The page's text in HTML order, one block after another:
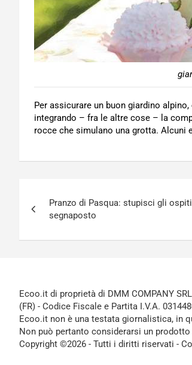
Per assicurare un buon giardino
integrando – fra le altre cose – la
rocce che simulano una grotta. Alcuni
articoli
Pranzo di Pasqua: stupisci gli
segnaposto
Ecoo.it di proprietà di DMM COMPANY
(FR) - Codice Fiscale e Partita I.V.A.
Ecoo.it non è una testata giornalistica, in
Non può pertanto considerarsi un
Copyright ©2026 - Tutti i diritti riservati -